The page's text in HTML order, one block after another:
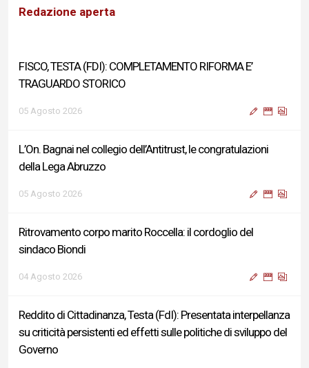
Redazione aperta
FISCO, TESTA (FDI): COMPLETAMENTO RIFORMA E’
TRAGUARDO STORICO
05 Agosto 2026
L’On. Bagnai nel collegio dell’Antitrust, le congratulazioni
della Lega Abruzzo
05 Agosto 2026
Ritrovamento corpo marito Roccella: il cordoglio del
sindaco Biondi
04 Agosto 2026
Reddito di Cittadinanza, Testa (FdI): Presentata interpellanza
su criticità persistenti ed effetti sulle politiche di sviluppo del
Governo